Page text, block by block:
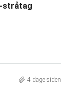
stråtag
4 dage siden